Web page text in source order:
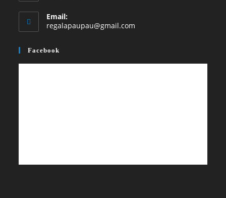
Email:
regalapaupau@gmail.com
Facebook